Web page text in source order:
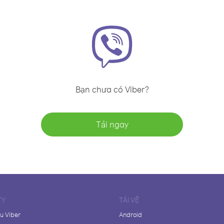
Bạn chưa có Viber?
Tải ngay
Viber
TẢI VỀ
Android